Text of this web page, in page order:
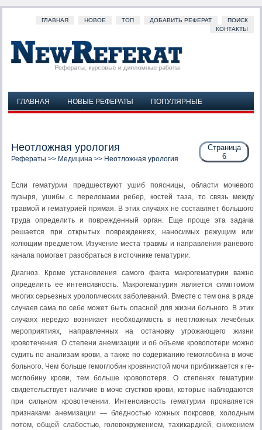
ГЛАВНАЯ НОВОЕ ТОП ДОБАВИТЬ РЕФЕРАТ
ПОИСК
КОНТАКТЫ
ГЛАВНАЯ НОВЫЕ РЕФЕРАТЫ
ПОПУЛЯРНЫЕ
Страница
6
Неотложная урология
Рефераты >> Медицина >> Неотложная урология
Если гематурии предшествуют ушиб поясницы, области мо­чевого
пузыря, ушибы с переломами ребер, костей таза, то связь между
травмой и гематурией прямая. В этих случаях не состав­ляет большого
труда определить и поврежденный орган. Еще проще эта задача
решается при открытых повреждениях, нано­симых режущим или
колющим предметом. Изучение места трав­мы и направления раневого
канала помогает разобраться в ис­точнике гематурии.
Диагноз. Кроме установления самого факта макрогематурии важно
определить ее интенсивность. Макрогематурия является симптомом
многих серьезных урологических заболеваний. Вме­сте с тем она в ряде
случаев сама по себе может быть опасной для жизни больного. В этих
случаях нередко возникает необхо­димость в неотложных лечебных
мероприятиях, направленных на остановку угрожающего жизни
кровотечения. О степени анемизации и об объеме кровопотери можно
судить по анализам крови, а также по содержанию гемоглобина в моче
больного. Чем больше гемоглобин кровянистой мочи приближается к ге­
моглобину крови, тем больше кровопотеря. О степенях гемату­рии
свидетельствует наличие в моче сгустков крови, которые наблюдаются
при сильном кровотечении. Интенсивность гема­турии проявляется
признаками анемизации — бледностью кож­ных покровов, холодным
потом, общей слабостью, головокру­жением, тахикардией, снижением